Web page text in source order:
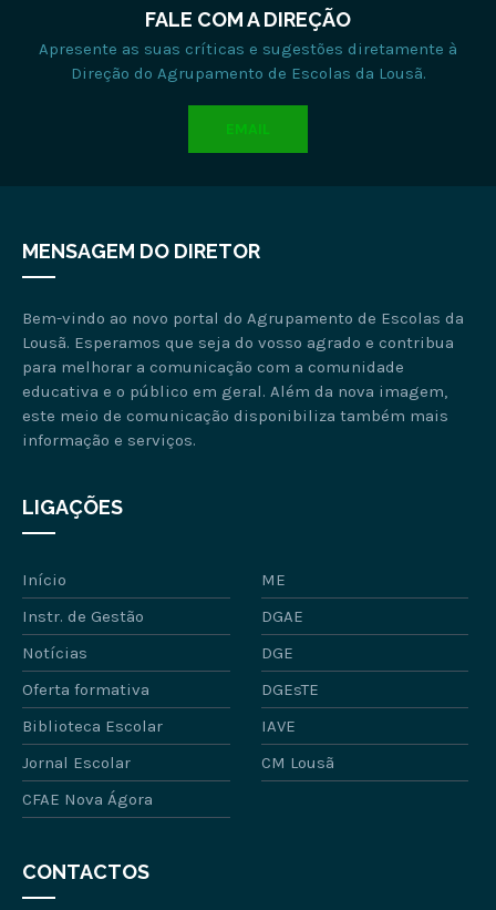
FALE COM A DIREÇÃO
Apresente as suas críticas e sugestões diretamente à
Direção do Agrupamento de Escolas da Lousã.
EMAIL
MENSAGEM DO DIRETOR
Bem-vindo ao novo portal do Agrupamento de Escolas da
Lousã. Esperamos que seja do vosso agrado e contribua
para melhorar a comunicação com a comunidade
educativa e o público em geral. Além da nova imagem,
este meio de comunicação disponibiliza também mais
informação e serviços.
LIGAÇÕES
Início
ME
Instr. de Gestão
DGAE
Notícias
DGE
Oferta formativa
DGEsTE
Biblioteca Escolar
IAVE
Jornal Escolar
CM Lousã
CFAE Nova Ágora
CONTACTOS